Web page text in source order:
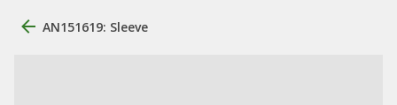
AN151619: Sleeve